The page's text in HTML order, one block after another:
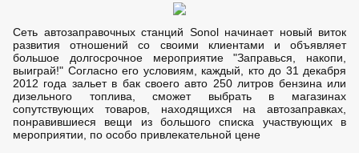
Сеть автозаправочных станций Sonol начинает новый виток
развития отношений со своими клиентами и объявляет
большое долгосрочное мероприятие "Заправься, накопи,
выиграй!" Согласно его условиям, каждый, кто до 31 декабря
2012 года зальет в бак своего авто 250 литров бензина или
дизельного топлива, сможет выбрать в магазинах
сопутствующих товаров, находящихся на автозаправках,
понравившиеся вещи из большого списка участвующих в
мероприятии, по особо привлекательной цене